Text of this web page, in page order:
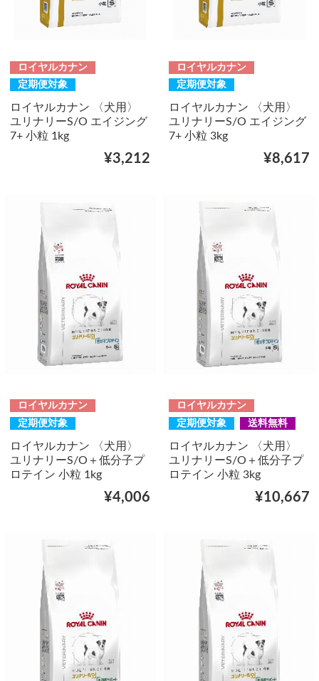
ロイヤルカナン
定期便対象
ロイヤルカナン 〈犬用〉
ユリナリーS/O エイジング
7+ 小粒 1kg
¥3,212
ロイヤルカナン
定期便対象
ロイヤルカナン 〈犬用〉
ユリナリーS/O エイジング
7+ 小粒 3kg
¥8,617
ロイヤルカナン
定期便対象
ロイヤルカナン 〈犬用〉
ユリナリーS/O＋低分子プ
ロテイン 小粒 1kg
¥4,006
ロイヤルカナン
定期便対象
送料無料
ロイヤルカナン 〈犬用〉
ユリナリーS/O＋低分子プ
ロテイン 小粒 3kg
¥10,667